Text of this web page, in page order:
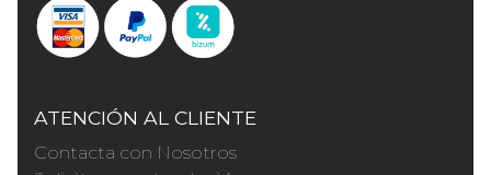
ATENCIÓN AL CLIENTE
Contacta con Nosotros